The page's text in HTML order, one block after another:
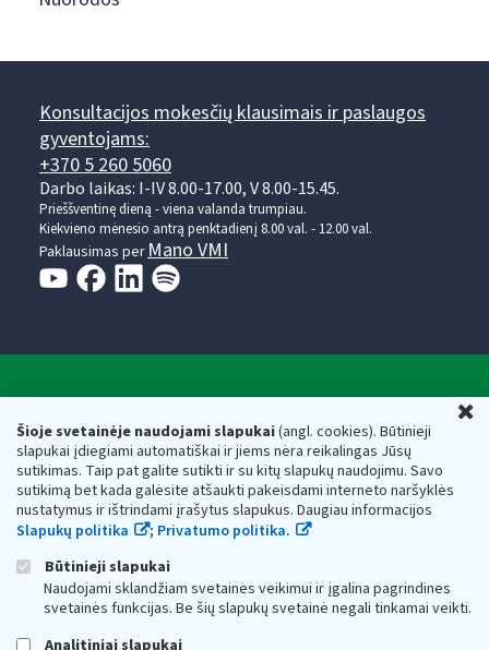
Šioje svetainėje naudojami slapukai(angl. cookies). Būtinieji
slapukai įdiegiami automatiškai ir jiems nėra reikalingas Jūsų
sutikimas. Taip pat galite sutikti ir su kitų slapukų naudojimu. Savo
sutikimą bet kada galėsite atšaukti pakeisdami interneto naršyklės
nustatymus ir ištrindami įrašytus slapukus. Daugiau informacijos
Slapukų politika
; Privatumo politika.
Būtinieji slapukai
Naudojami sklandžiam svetainės veikimui ir įgalina pagrindines
svetainės funkcijas. Be šių slapukų svetainė negali tinkamai veikti.
Analitiniai slapukai
Konsultacijos mokesčių klausimais ir paslaugos
gyventojams:
+370 5 260 5060
Darbo laikas: I-IV 8.00-17.00, V 8.00-15.45.
Prieššventinę dieną - viena valanda trumpiau.
Kiekvieno mėnesio antrą penktadienį 8.00 val. - 12.00 val.
Paklausimas per Mano VMI
Respublikos finansų ministerijos
Biudžetinė įstaiga. Juridinio asmens kodas — 188659752,
adresas: Vasario 16-osios g. 14, 01107 Vilnius, Lietuva, el.paštas:
vmi@vmi.lt, E. pristatymo dėžutės adresas 188659752
Duomenys apie Valstybinę mokesčių inspekciją prie Lietuvos
Respublikos finansų ministerijos kaupiami ir saugomi Juridinių